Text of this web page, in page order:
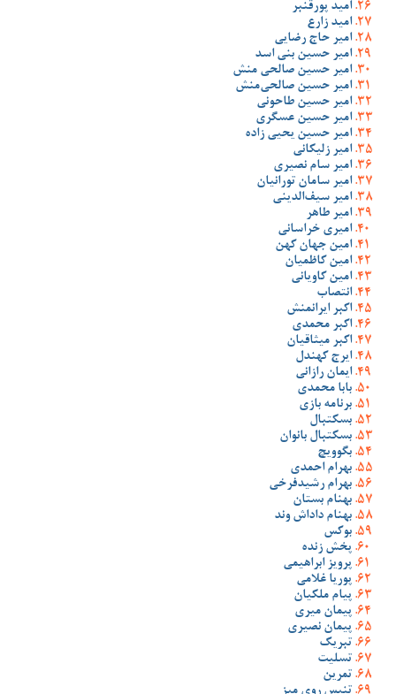
امید پورقنبر
امید زارع
امیر حاج رضایی
امیر حسین بنی اسد
امیر حسین صالحی منش
امیر حسین صالحی‌منش
امیر حسین طاحونی
امیر حسین عسگری
امیر حسین یحیی زاده
امیر زلیکانی
امیر سام نصیری
امیر سامان تورانیان
امیر سیف‌الدینی
امیر طاهر
امیری خراسانی
امین جهان کهن
امین کاظمیان
امین کاویانی
انتصاب
اکبر ایرانمنش
اکبر محمدی
اکبر میثاقیان
ایرج کهندل
ایمان رازانی
بابا محمدی
برنامه بازی
بسکتبال
بسکتبال بانوان
بگوویچ
بهرام احمدی
بهرام رشیدفرخی
بهنام بستان
بهنام داداش وند
بوکس
پخش زنده
پرویز ابراهیمی
پوریا غلامی
پیام ملکیان
پیمان میری
پیمان نصیری
تبریک
تسلیت
تمرین